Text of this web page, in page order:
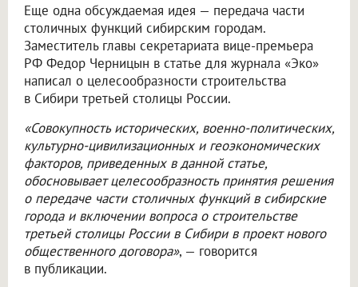
Еще одна обсуждаемая идея — передача части
столичных функций сибирским городам.
Заместитель главы секретариата вице-премьера
РФ Федор Черницын в статье для журнала «Эко»
написал о целесообразности строительства
в Сибири третьей столицы России.
«Совокупность исторических, военно-политических,
культурно-цивилизационных и геоэкономических
факторов, приведенных в данной статье,
обосновывает целесообразность принятия решения
о передаче части столичных функций в сибирские
города и включении вопроса о строительстве
третьей столицы России в Сибири в проект нового
общественного договора», — говорится
в публикации.